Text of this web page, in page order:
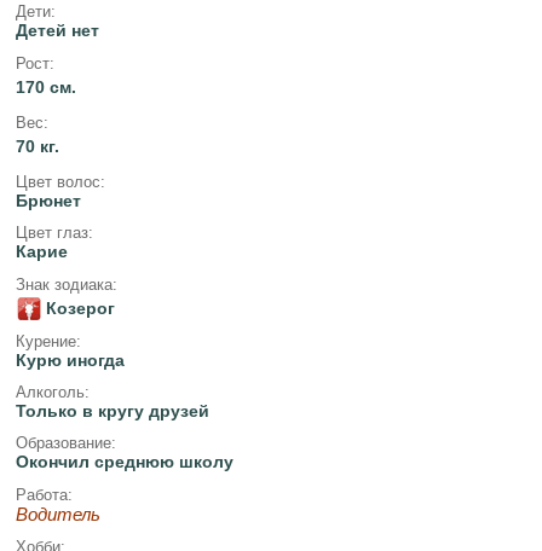
Дети:
Детей нет
Рост:
170 см.
Вес:
70 кг.
Цвет волос:
Брюнет
Цвет глаз:
Карие
Знак зодиака:
Козерог
Курение:
Курю иногда
Алкоголь:
Только в кругу друзей
Образование:
Окончил среднюю школу
Работа:
Водитель
Хобби: